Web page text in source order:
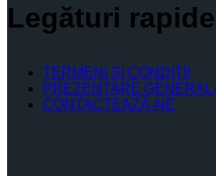
Legături rapide
TERMENI ŞI CONDIŢII
PREZENTARE
CONTACTEAZĂ-NE